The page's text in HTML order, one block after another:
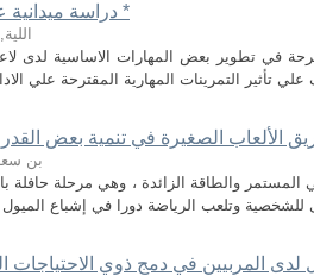
* دراسة
الألعاب الصغيرة في تنمية بعض
بن
والطاقة الزائدة ، وهي مرحلة حافلة
لدى المربيين في دمج ذوي الاحتياجات